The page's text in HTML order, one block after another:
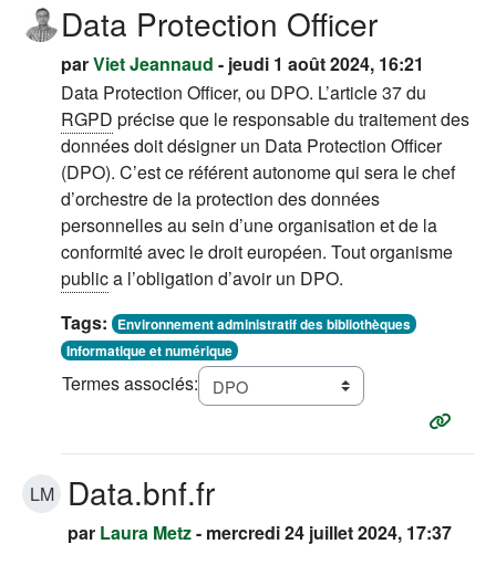
Data Protection Officer
parViet Jeannaud - jeudi 1 août 2024, 16:21
Data Protection Officer, ou DPO. L’article 37 du
RGPD précise que le responsable du traitement des
données doit désigner un Data Protection Officer
(DPO). C’est ce référent autonome qui sera le chef
d’orchestre de la protection des données
personnelles au sein d’une organisation et de la
conformité avec le droit européen. Tout organisme
publica l’obligation d’avoir un DPO.
Tags:
Environnement administratif des bibliothèques
Informatique et numérique
Termes associés:
LM Data.bnf.fr
par Laura Metz- mercredi 24 juillet 2024, 17:37